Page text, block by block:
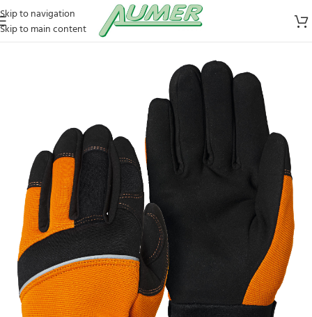
Skip to navigation
Skip to main content